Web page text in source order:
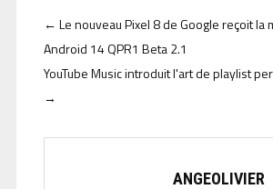
← Le nouveau Pixel 8 de Google reçoit la
Android 14 QPR1 Beta 2.1
YouTube Music introduit l'art de playlist
→
ANGEOLIVIER